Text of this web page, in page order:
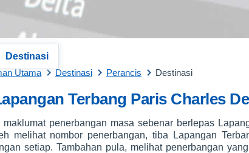
Destinasi
Utama Destinasi Perancis Destinasi
Terbang Paris Charles
penerbangan masa sebenar berlepas
melihat nombor penerbangan, tiba Lapangan
setiap. Tambahan pula, melihat penerbangan